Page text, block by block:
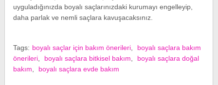
uyguladığınızda boyalı saçlarınızdaki kurumayı engelleyip,
daha parlak ve nemli saçlara kavuşacaksınız.
Tags: boyalı saçlar için bakım önerileri
boyalı saçlara bakım
önerileri
boyalı saçlara bitkisel bakım
boyalı saçlara doğal
bakım
boyalı saçlara evde bakım